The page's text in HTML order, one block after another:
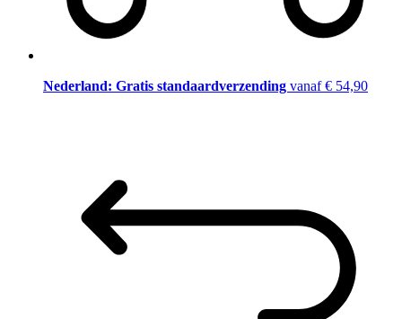
Nederland: Gratis standaardverzending vanaf € 54,90